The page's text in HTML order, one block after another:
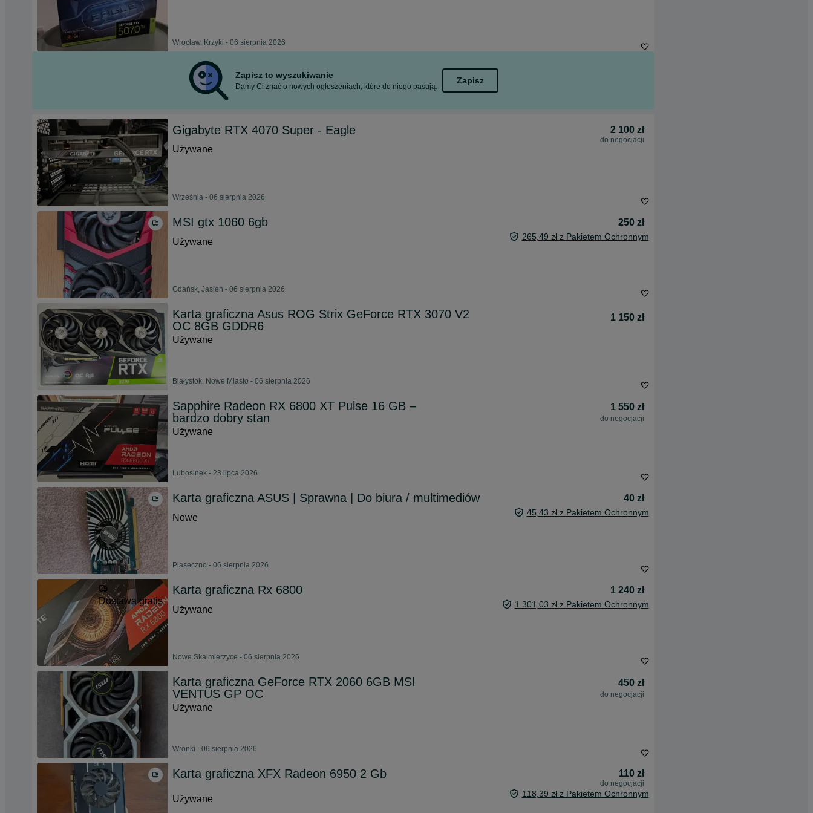
Wrocław, Krzyki - 06 sierpnia 2026
Zapisz to wyszukiwanie
Damy Ci znać o nowych ogłoszeniach, które do niego pasują.
Zapisz
Gigabyte RTX 4070 Super - Eagle 2 100 zł
do negocjacji
Używane
Września - 06 sierpnia 2026
MSI gtx 1060 6gb
250 zł
Używane
265,49 zł z Pakietem Ochronnym
Gdańsk, Jasień - 06 sierpnia 2026
Karta graficzna Asus ROG Strix GeForce RTX 3070 V2
OC 8GB GDDR6
1 150 zł
Używane
Białystok, Nowe Miasto - 06 sierpnia 2026
Sapphire Radeon RX 6800 XT Pulse 16 GB –
bardzo dobry stan
1 550 zł
do negocjacji
Używane
Lubosinek - 23 lipca 2026
Karta graficzna ASUS | Sprawna | Do biura / multimediów
40 zł
Nowe
45,43 zł z Pakietem Ochronnym
Piaseczno - 06 sierpnia 2026
Dostawa gratis
Karta graficzna Rx 6800
1 240 zł
Używane
1 301,03 zł z Pakietem Ochronnym
Nowe Skalmierzyce - 06 sierpnia 2026
Karta graficzna GeForce RTX 2060 6GB MSI
VENTUS GP OC
450 zł
do negocjacji
Używane
Wronki - 06 sierpnia 2026
Karta graficzna XFX Radeon 6950 2 Gb 110 zł
do negocjacji
Używane 118,39 zł z Pakietem Ochronnym